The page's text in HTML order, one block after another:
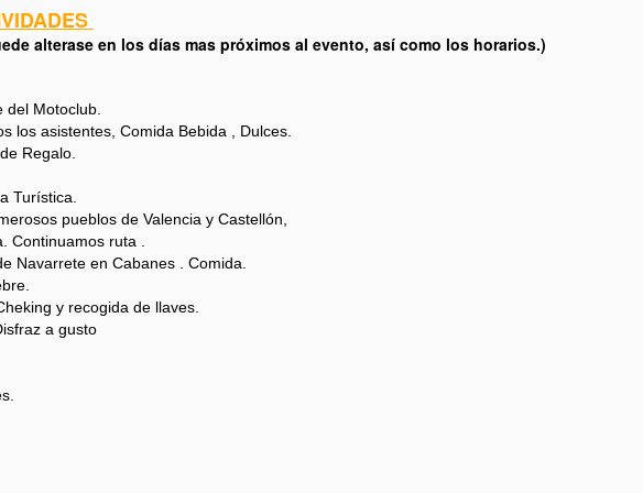
alterase en los días mas próximos al evento, así como los horarios.)
del Motoclub.
los asistentes, Comida Bebida , Dulces.
Regalo.
Turística.
pueblos de Valencia y Castellón,
ruta .
Navarrete en Cabanes . Comida.
y recogida de llaves.
a gusto
💝
UNA FELIZ NAVIDAD Y UN AÑO LLENO DE BIENESTAR
SABEIS QUE ESTAIS INVITADOS A VENIR A NUESTRO
SIEMPRE QUE QUERAIS.
Aqui teneis nuestras fotos del al 30ª Ruta Turística
a Benicassim
Ruta A Benicassim 2023 - Google Fotos
saludo y gracias.